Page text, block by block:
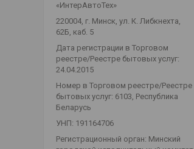
«ИнтерАвтоТех»
220004, г. Минск, ул. К. Либкнехта,
62Б, каб. 5
Дата регистрации в Торговом
реестре/Реестре бытовых услуг:
24.04.2015
Номер в Торговом реестре/Реестре
бытовых услуг: 6103, Республика
Беларусь
УНП: 191164706
Регистрационный орган: Минский